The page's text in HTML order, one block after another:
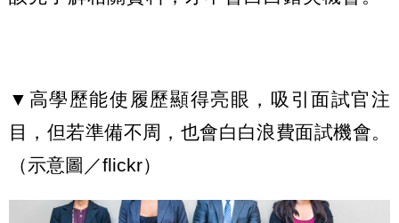
▼高學歷能使履歷顯得亮眼，吸引面試官注
目，但若準備不周，也會白白浪費面試機會。
（示意圖／flickr）